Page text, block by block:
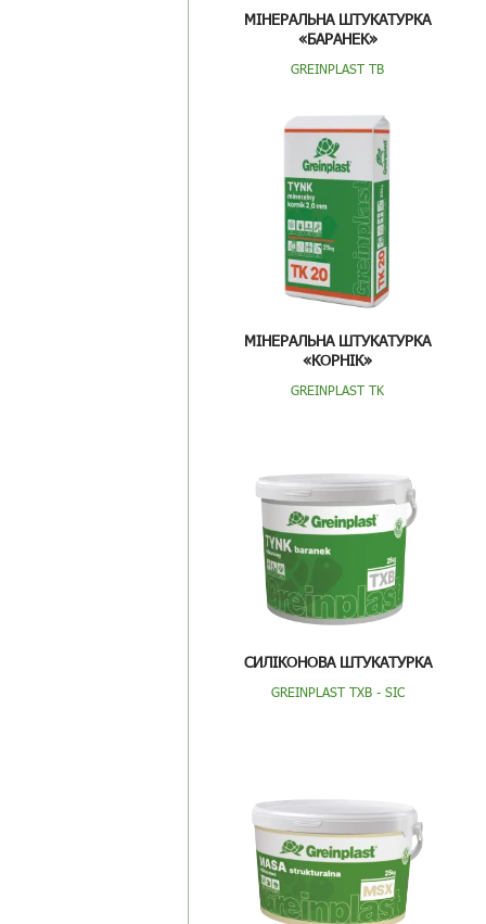
МІНЕРАЛЬНА ШТУКАТУРКА
«БАРАНЕК»
GREINPLAST TB
МІНЕРАЛЬНА ШТУКАТУРКА
«КОРНІК»
GREINPLAST TK
СИЛІКОНОВА ШТУКАТУРКА
GREINPLAST TXB - SIC